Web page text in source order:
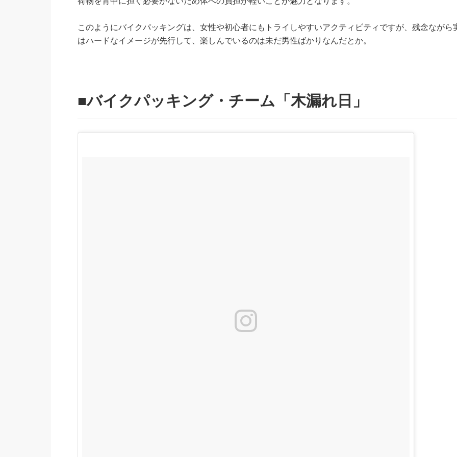
このようにバイクパッキングは、女性や初心者にもトライしやすいアクティビティですが、残念ながら
はハードなイメージが先行して、楽しんでいるのは未だ男性ばかりなんだとか。
■バイクパッキング・チーム「木漏れ日」